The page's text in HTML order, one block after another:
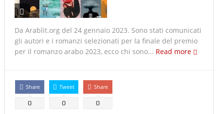
Da Arablit.org del 24 gennaio 2023. Sono stati comunicati
gli autori e i romanzi selezionati per la finale del premio
per il romanzo arabo 2023, ecco chi sono... Read more
Share
0
Tweet
0
Share
0